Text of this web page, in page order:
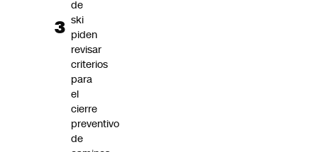
de
ski
piden
revisar
criterios
para
el
cierre
preventivo
de